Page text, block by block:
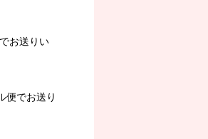
お送りい
便でお送り